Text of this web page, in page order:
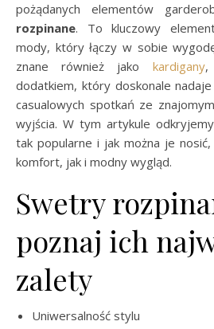
pożądanych elementów
rozpinane. To kluczowy
mody, który łączy w sobie
znane również jako kardigany,
dodatkiem, który doskonale
casualowych spotkań ze
wyjścia. W tym artykule
tak popularne i jak można je
komfort, jak i modny wygląd.
Swetry
poznaj ich
zalety
Uniwersalność stylu